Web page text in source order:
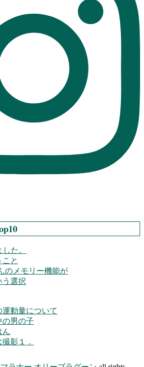
た。
と
のメモリー機能が
う選択
動量について
の男の子
ん
影１．